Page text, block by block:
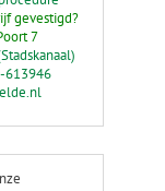
gevestigd?
7
613946